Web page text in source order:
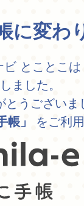
に変わ
とことこは
ました。
とうございま
」 をご利